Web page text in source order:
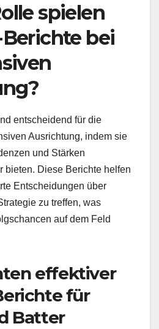
spielen
bei
entscheidend für die
Ausrichtung, indem sie
und Stärken
bieten. Diese Berichte helfen
Entscheidungen über
zu treffen, was
auf dem Feld
effektiver
für
Batter